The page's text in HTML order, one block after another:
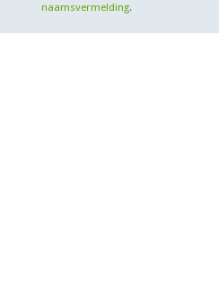
naamsvermelding.